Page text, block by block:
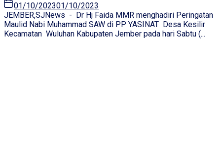
01/10/202301/10/2023
JEMBER,SJNews - Dr Hj Faida MMR menghadiri Peringatan
Maulid Nabi Muhammad SAW di PP YASINAT Desa Kesilir
Kecamatan Wuluhan Kabupaten Jember pada hari Sabtu (...